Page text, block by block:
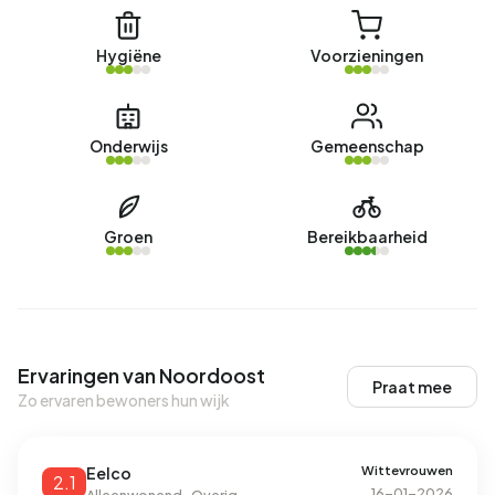
Hygiëne Voorzieningen
Onderwijs Gemeenschap
Groen Bereikbaarheid
Ervaringen van Noordoost
Zo ervaren bewoners hun wijk
Praat mee
2.1 Eelco Wittevrouwen